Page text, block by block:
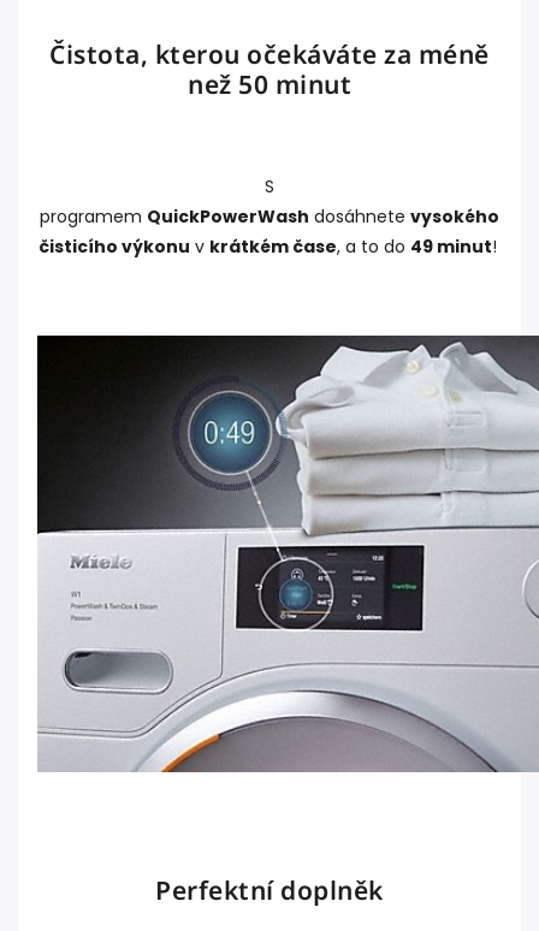
Čistota, kterou očekáváte za méně
než 50 minut
S
programem QuickPowerWash dosáhnete vysokého
čisticího výkonu v krátkém čase, a to do 49 minut!
Perfektní doplněk